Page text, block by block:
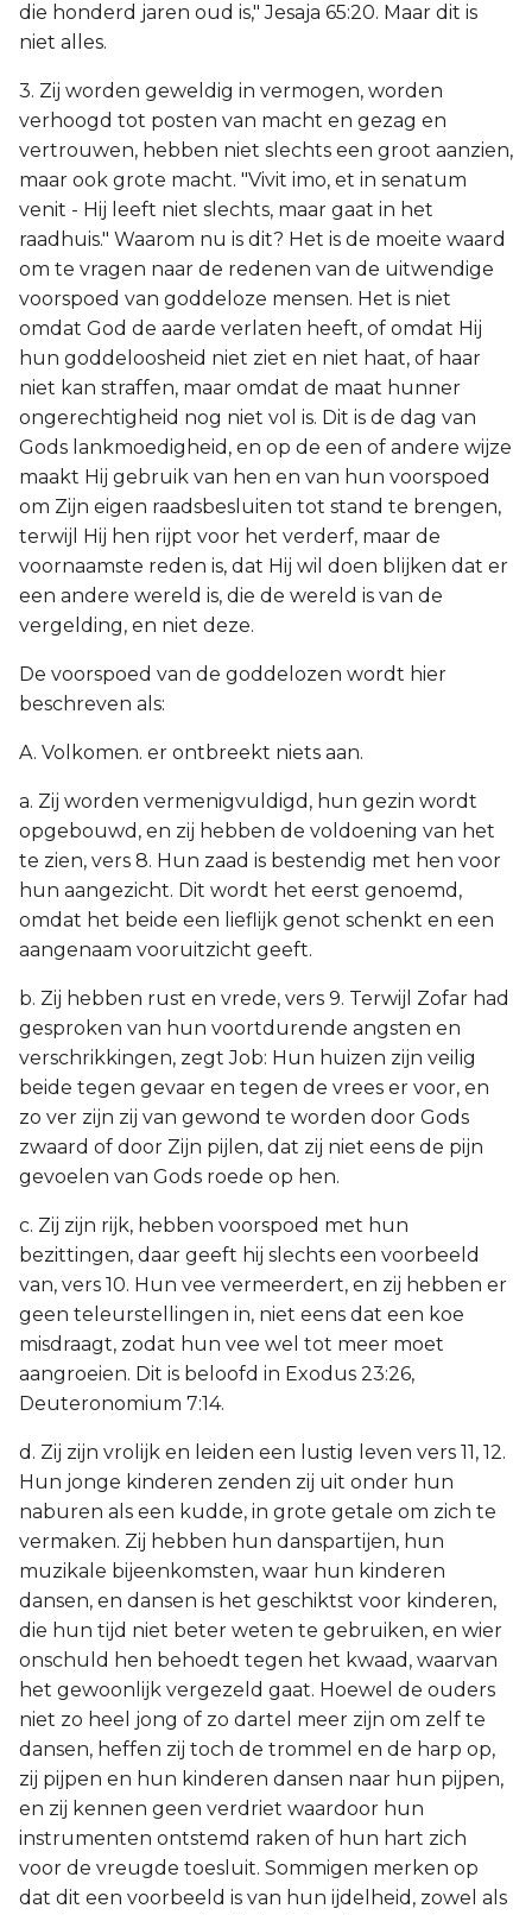
die honderd jaren oud is," Jesaja 65:20. Maar dit is
niet alles.
3. Zij worden geweldig in vermogen, worden
verhoogd tot posten van macht en gezag en
vertrouwen, hebben niet slechts een groot aanzien,
maar ook grote macht. "Vivit imo, et in senatum
venit - Hij leeft niet slechts, maar gaat in het
raadhuis." Waarom nu is dit? Het is de moeite waard
om te vragen naar de redenen van de uitwendige
voorspoed van goddeloze mensen. Het is niet
omdat God de aarde verlaten heeft, of omdat Hij
hun goddeloosheid niet ziet en niet haat, of haar
niet kan straffen, maar omdat de maat hunner
ongerechtigheid nog niet vol is. Dit is de dag van
Gods lankmoedigheid, en op de een of andere wijze
maakt Hij gebruik van hen en van hun voorspoed
om Zijn eigen raadsbesluiten tot stand te brengen,
terwijl Hij hen rijpt voor het verderf, maar de
voornaamste reden is, dat Hij wil doen blijken dat er
een andere wereld is, die de wereld is van de
vergelding, en niet deze.
De voorspoed van de goddelozen wordt hier
beschreven als:
A. Volkomen. er ontbreekt niets aan.
a. Zij worden vermenigvuldigd, hun gezin wordt
opgebouwd, en zij hebben de voldoening van het
te zien, vers 8. Hun zaad is bestendig met hen voor
hun aangezicht. Dit wordt het eerst genoemd,
omdat het beide een lieflijk genot schenkt en een
aangenaam vooruitzicht geeft.
b. Zij hebben rust en vrede, vers 9. Terwijl Zofar had
gesproken van hun voortdurende angsten en
verschrikkingen, zegt Job: Hun huizen zijn veilig
beide tegen gevaar en tegen de vrees er voor, en
zo ver zijn zij van gewond te worden door Gods
zwaard of door Zijn pijlen, dat zij niet eens de pijn
gevoelen van Gods roede op hen.
c. Zij zijn rijk, hebben voorspoed met hun
bezittingen, daar geeft hij slechts een voorbeeld
van, vers 10. Hun vee vermeerdert, en zij hebben er
geen teleurstellingen in, niet eens dat een koe
misdraagt, zodat hun vee wel tot meer moet
aangroeien. Dit is beloofd in Exodus 23:26,
Deuteronomium 7:14.
d. Zij zijn vrolijk en leiden een lustig leven vers 11, 12.
Hun jonge kinderen zenden zij uit onder hun
naburen als een kudde, in grote getale om zich te
vermaken. Zij hebben hun danspartijen, hun
muzikale bijeenkomsten, waar hun kinderen
dansen, en dansen is het geschiktst voor kinderen,
die hun tijd niet beter weten te gebruiken, en wier
onschuld hen behoedt tegen het kwaad, waarvan
het gewoonlijk vergezeld gaat. Hoewel de ouders
niet zo heel jong of zo dartel meer zijn om zelf te
dansen, heffen zij toch de trommel en de harp op,
zij pijpen en hun kinderen dansen naar hun pijpen,
en zij kennen geen verdriet waardoor hun
instrumenten ontstemd raken of hun hart zich
voor de vreugde toesluit. Sommigen merken op
dat dit een voorbeeld is van hun ijdelheid, zowel als